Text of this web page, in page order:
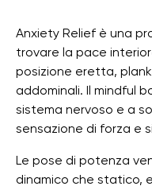
Anxiety Relief è una
trovare la pace
posizione eretta,
addominali. Il mindful
sistema nervoso e a
sensazione di forza e
Le pose di potenza
dinamico che statico,